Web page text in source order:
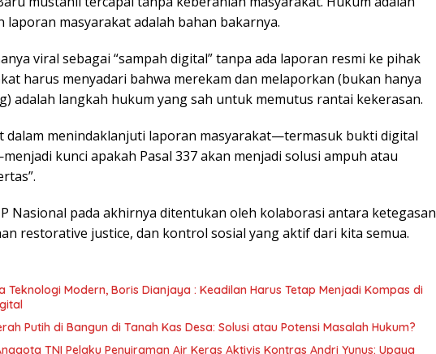
laporan masyarakat adalah bahan bakarnya.
viral sebagai “sampah digital” tanpa ada laporan resmi ke pihak
harus menyadari bahwa merekam dan melaporkan (bukan hanya
adalah langkah hukum yang sah untuk memutus rantai kekerasan.
dalam menindaklanjuti laporan masyarakat—termasuk bukti digital
kunci apakah Pasal 337 akan menjadi solusi ampuh atau
Nasional pada akhirnya ditentukan oleh kolaborasi antara ketegasan
restorative justice, dan kontrol sosial yang aktif dari kita semua.
Teknologi Modern, Boris Dianjaya : Keadilan Harus Tetap Menjadi Kompas di
Gedung Koperasi Merah Putih di Bangun di Tanah Kas Desa: Solusi atau Potensi Masalah Hukum?
TNI Pelaku Penyiraman Air Keras Aktivis Kontras Andri Yunus: Upaya